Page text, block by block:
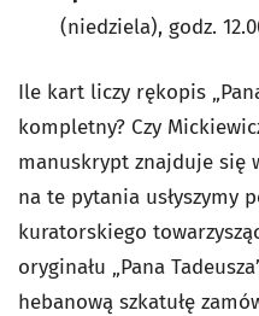
(niedziela), godz.
Ile kart liczy rękopis
kompletny? Czy
manuskrypt znajduje się
na te pytania usłyszymy
kuratorskiego
oryginału „Pana
hebanową szkatułę